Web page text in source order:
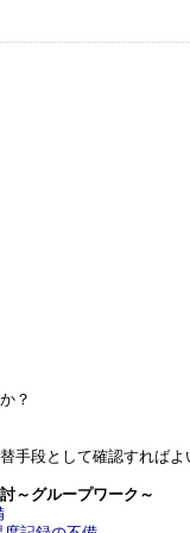
？
段として確認すればよ
～グループワーク～